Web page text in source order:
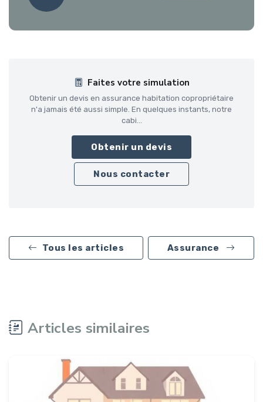
Faites votre simulation
Obtenir un devis en assurance habitation copropriétaire
n'a jamais été aussi simple. En quelques instants, notre
cabi...
Obtenir un devis
Nous contacter
Tous les articles Assurance
Articles similaires